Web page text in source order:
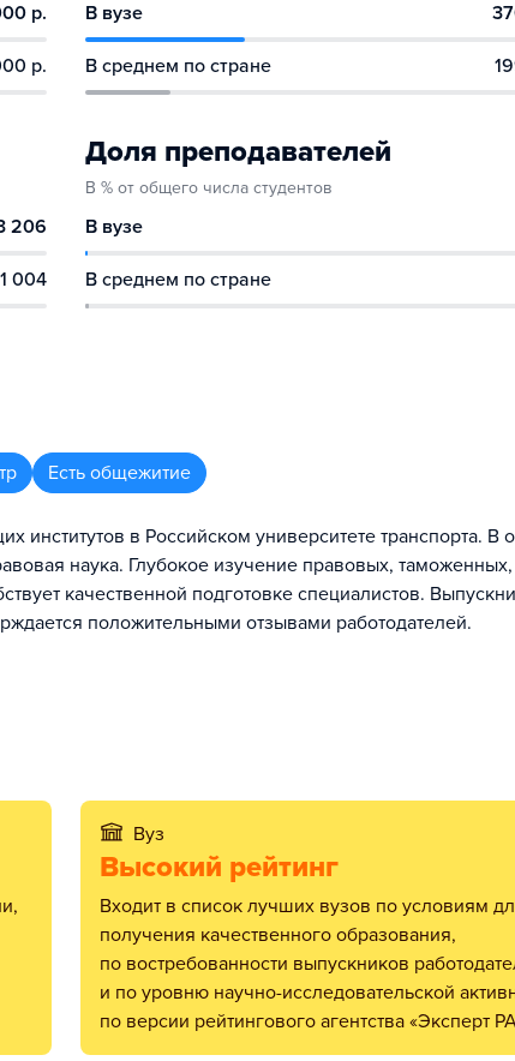
р.
р.
В вузе
В среднем по стране
206
1 004
Доля преподавателей
В % от общего числа студентов
В вузе
В среднем по стране
Есть общежитие
в Российском университете транспорта. В
наука. Глубокое изучение правовых, таможенных,
качественной подготовке специалистов.
положительными отзывами работодателей.
Вуз
Высокий рейтинг
Входит в список лучших вузов по условиям для
получения качественного образования,
по востребованности выпускников
и по уровню научно-исследовательской
по версии рейтингового агентства «Эксперт